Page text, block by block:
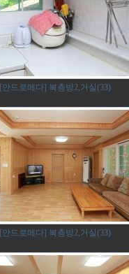
[안드로메다] 복층방2,거실(33)
[안드로메다] 복층방2,거실(33)